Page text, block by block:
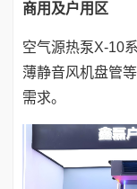
商用及户用区
空气源热泵X-10
薄静音风机盘管
需求。